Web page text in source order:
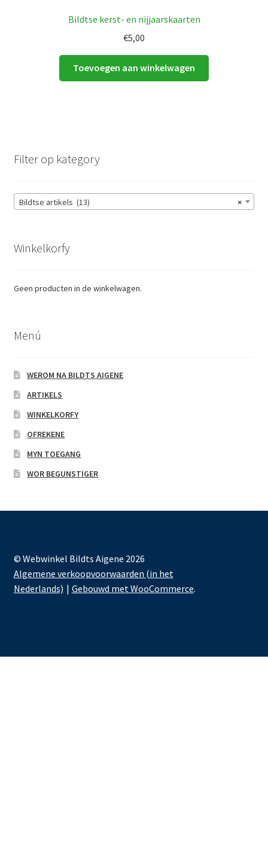
Bildtse kerst- en nijjaarskaarten
€5,00
Toevoegen aan winkelwagen
Filter op kategory
×
Bildtse artikels (13)
Winkelkorfy
Geen producten in de winkelwagen.
Menú
WEROM NA BILDTS AIGENE
ARTIKELS
WINKELKORFY
OFREKENE
MYN TOEGANG
WOR BEGUNSTIGER
© Webwinkel Bildts Aigene 2026
Algemene verkoopvoorwaarden (in het
Nederlands)
Gebouwd met WooCommerce.